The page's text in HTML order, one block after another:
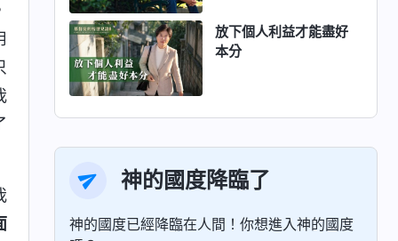
放下個人利益才能盡好
本分
神的國度降臨了
神的國度已經降臨在人間！你想進入神的國度